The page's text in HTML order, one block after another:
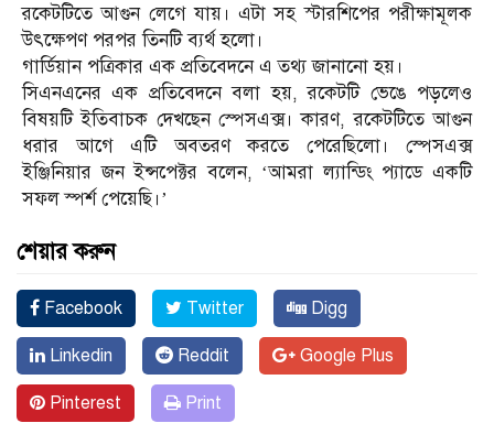
রকেটটিতে আগুন লেগে যায়। এটা সহ স্টারশিপের পরীক্ষামূলক
উৎক্ষেপণ পরপর তিনটি ব্যর্থ হলো।
গার্ডিয়ান পত্রিকার এক প্রতিবেদনে এ তথ্য জানানো হয়।
সিএনএনের এক প্রতিবেদনে বলা হয়, রকেটটি ভেঙে পড়লেও
বিষয়টি ইতিবাচক দেখছেন স্পেসএক্স। কারণ, রকেটটিতে আগুন
ধরার আগে এটি অবতরণ করতে পেরেছিলো। স্পেসএক্স
ইঞ্জিনিয়ার জন ইন্সপেক্টর বলেন, ‘আমরা ল্যান্ডিং প্যাডে একটি
সফল স্পর্শ পেয়েছি।’
শেয়ার করুন
Facebook Twitter Digg
Linkedin Reddit Google Plus
Pinterest Print